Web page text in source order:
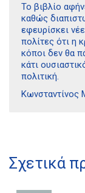
Το βιβλίο
καθώς
εφευρίσκει
πολίτες ότι η
κόποι δεν θα
κάτι
πολιτική.
Κωνσταντίνος
Σχετικά